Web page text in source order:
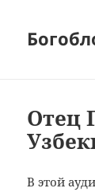
Отец
В этой